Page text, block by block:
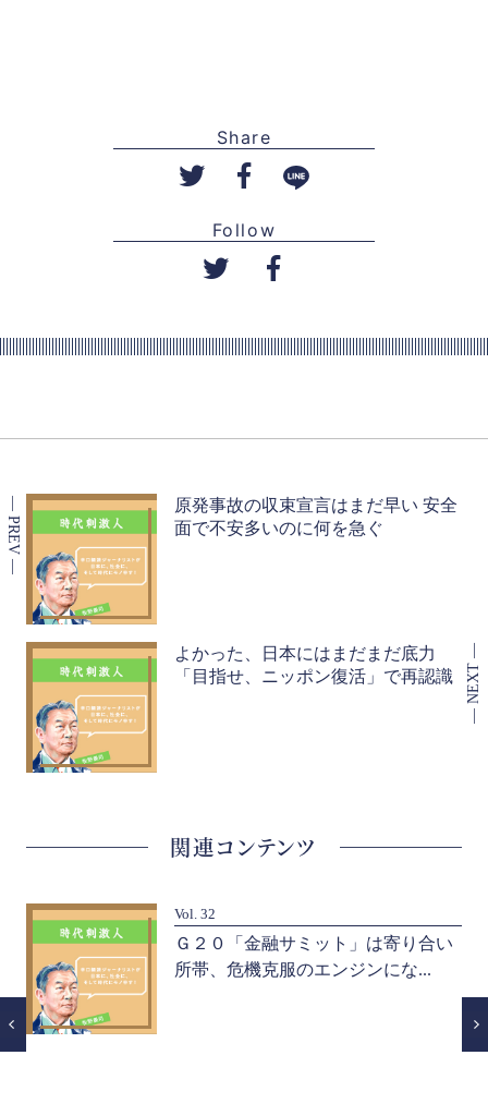
Share
Follow
原発事故の収束宣言はまだ早い 安全
面で不安多いのに何を急ぐ
よかった、日本にはまだまだ底力
「目指せ、ニッポン復活」で再認識
関連コンテンツ
Vol. 32
Ｇ２０「金融サミット」は寄り合い
所帯、危機克服のエンジンにな...